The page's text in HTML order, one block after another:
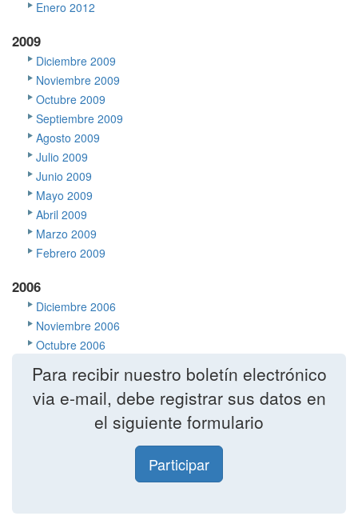
Enero 2012
2009
Diciembre 2009
Noviembre 2009
Octubre 2009
Septiembre 2009
Agosto 2009
Julio 2009
Junio 2009
Mayo 2009
Abril 2009
Marzo 2009
Febrero 2009
2006
Diciembre 2006
Noviembre 2006
Octubre 2006
Para recibir nuestro boletín electrónico
via e-mail, debe registrar sus datos en
el siguiente formulario
Participar